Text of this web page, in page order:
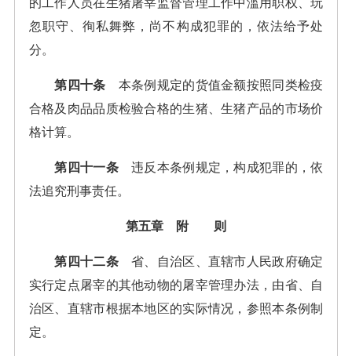
的工作人员在生猪屠宰监督管理工作中滥用职权、玩
忽职守、徇私舞弊，尚不构成犯罪的，依法给予处
分。
第四十条 本条例规定的货值金额按照同类检疫
合格及肉品品质检验合格的生猪、生猪产品的市场价
格计算。
第四十一条违反本条例规定，构成犯罪的，依
法追究刑事责任。
第五章 附 则
第四十二条省、自治区、直辖市人民政府确定
实行定点屠宰的其他动物的屠宰管理办法，由省、自
治区、直辖市根据本地区的实际情况，参照本条例制
定。